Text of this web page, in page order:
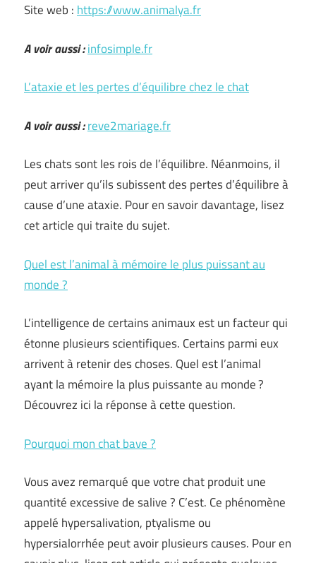
Site web : https://www.animalya.fr
A voir aussi :infosimple.fr
L’ataxie et les pertes d’équilibre chez le chat
A voir aussi :reve2mariage.fr
Les chats sont les rois de l’équilibre. Néanmoins, il
peut arriver qu’ils subissent des pertes d’équilibre à
cause d’une ataxie. Pour en savoir davantage, lisez
cet article qui traite du sujet.
Quel est l’animal à mémoire le plus puissant au
monde ?
L’intelligence de certains animaux est un facteur qui
étonne plusieurs scientifiques. Certains parmi eux
arrivent à retenir des choses. Quel est l’animal
ayant la mémoire la plus puissante au monde ?
Découvrez ici la réponse à cette question.
Pourquoi mon chat bave ?
Vous avez remarqué que votre chat produit une
quantité excessive de salive ? C’est. Ce phénomène
appelé hypersalivation, ptyalisme ou
hypersialorrhée peut avoir plusieurs causes. Pour en